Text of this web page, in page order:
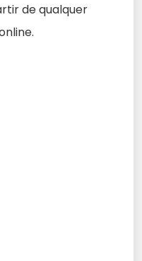
de qualquer